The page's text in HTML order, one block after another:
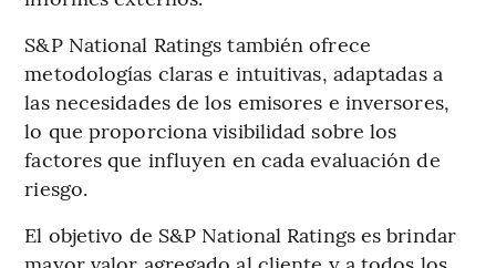
S&P National Ratings también ofrece
metodologías claras e intuitivas, adaptadas a
las necesidades de los emisores e inversores,
lo que proporciona visibilidad sobre los
factores que influyen en cada evaluación de
riesgo.
El objetivo de S&P National Ratings es brindar